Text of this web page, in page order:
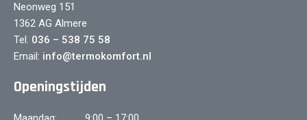
Neonweg 151
1362 AG Almere
Tel. 036 – 538 75 58
Email: info@termokomfort.nl
Openingstijden